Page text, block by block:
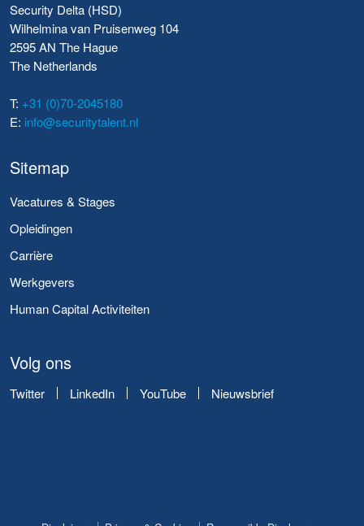
Security Delta (HSD)
Wilhelmina van Pruisenweg 104
2595 AN The Hague
The Netherlands
T: +31 (0)70-2045180
E: info@securitytalent.nl
Sitemap
Vacatures & Stages
Opleidingen
Carrière
Werkgevers
Human Capital Activiteiten
Volg ons
Twitter LinkedIn YouTube Nieuwsbrief